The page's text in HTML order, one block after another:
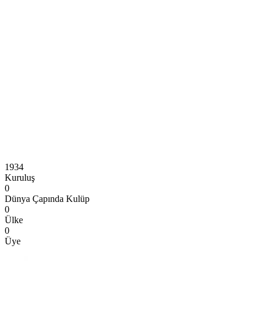
1934
Kuruluş
0
Dünya Çapında Kulüp
0
Ülke
0
Üye